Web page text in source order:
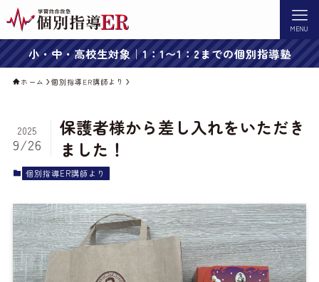
MENU
小・中・高校生対象｜1：1〜1：2までの個別指導塾
ホーム 個別指導ER講師より
保護者様から差し入れをいただき
ました！
2025
9/26
個別指導ER講師より